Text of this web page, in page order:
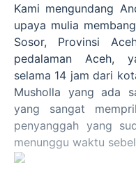
Kami mengundang
upaya mulia
Sosor, Provinsi
pedalaman Aceh,
selama 14 jam dari
Musholla yang ada
yang sangat
penyanggah yang
menunggu waktu